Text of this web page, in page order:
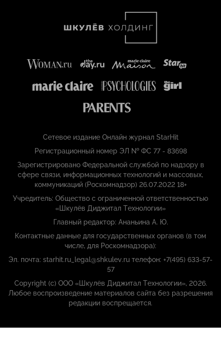
Сетевое издание Онлайн журнал StarHit
Регистрационный номер ЭЛ № ФС 77 - 83698
Зарегистрировано Федеральной службой по надзору в
сфере связи, информационных технологий и массовых,
коммуникаций (Роскомнадзор) 26.07.2022 18+
Учредитель: Общество с ограниченной ответственностью
«Шкулёв Диджитал Технологии»
Главный редактор: Ананьина А. Ю.
Контактные данные для государственных органов (в том
числе, для Роскомнадзора):
Эл. почта: starhit.ru_legal@shkulev.ru телефон: +7(495) 633-57-
57
Copyright (с) ООО «Шкулёв Диджитал Технологии», 2026.
Любое воспроизведение материалов сайта без разрешения
редакции воспрещается.